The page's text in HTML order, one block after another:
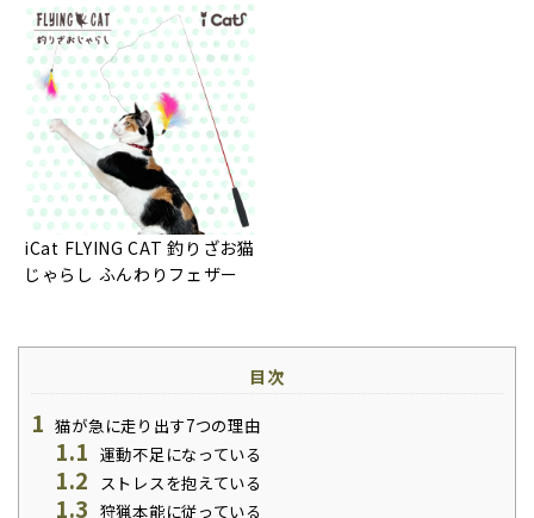
iCat FLYING CAT 釣りざお猫
じゃらし ふんわりフェザー
目次
1 猫が急に走り出す7つの理由
1.1 運動不足になっている
1.2 ストレスを抱えている
1.3 狩猟本能に従っている